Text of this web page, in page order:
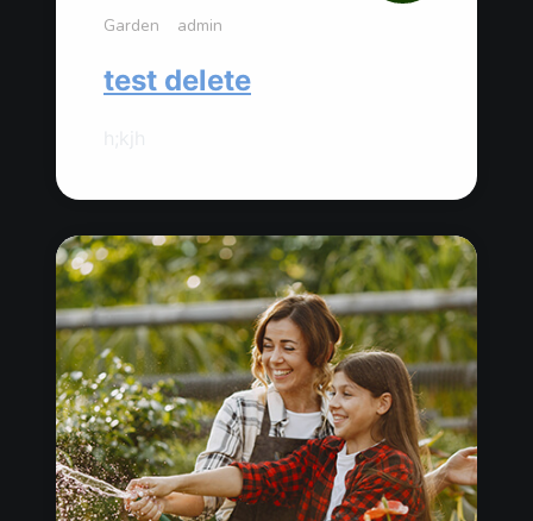
Garden admin
test delete